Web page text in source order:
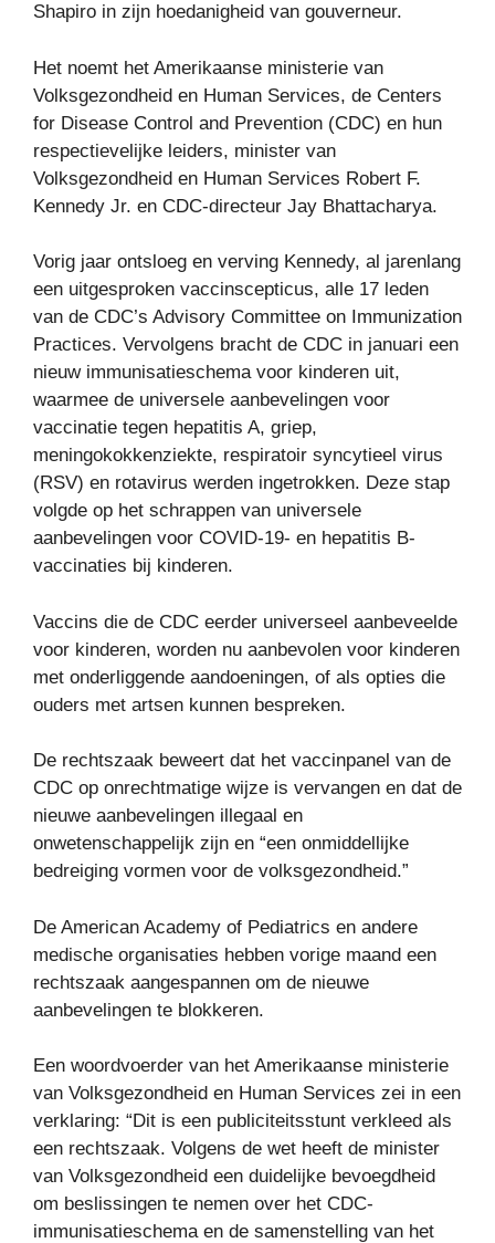
Shapiro in zijn hoedanigheid van gouverneur.
Het noemt het Amerikaanse ministerie van
Volksgezondheid en Human Services, de Centers
for Disease Control and Prevention (CDC) en hun
respectievelijke leiders, minister van
Volksgezondheid en Human Services Robert F.
Kennedy Jr. en CDC-directeur Jay Bhattacharya.
Vorig jaar ontsloeg en verving Kennedy, al jarenlang
een uitgesproken vaccinscepticus, alle 17 leden
van de CDC’s Advisory Committee on Immunization
Practices. Vervolgens bracht de CDC in januari een
nieuw immunisatieschema voor kinderen uit,
waarmee de universele aanbevelingen voor
vaccinatie tegen hepatitis A, griep,
meningokokkenziekte, respiratoir syncytieel virus
(RSV) en rotavirus werden ingetrokken. Deze stap
volgde op het schrappen van universele
aanbevelingen voor COVID-19- en hepatitis B-
vaccinaties bij kinderen.
Vaccins die de CDC eerder universeel aanbeveelde
voor kinderen, worden nu aanbevolen voor kinderen
met onderliggende aandoeningen, of als opties die
ouders met artsen kunnen bespreken.
De rechtszaak beweert dat het vaccinpanel van de
CDC op onrechtmatige wijze is vervangen en dat de
nieuwe aanbevelingen illegaal en
onwetenschappelijk zijn en “een onmiddellijke
bedreiging vormen voor de volksgezondheid.”
De American Academy of Pediatrics en andere
medische organisaties hebben vorige maand een
rechtszaak aangespannen om de nieuwe
aanbevelingen te blokkeren.
Een woordvoerder van het Amerikaanse ministerie
van Volksgezondheid en Human Services zei in een
verklaring: “Dit is een publiciteitsstunt verkleed als
een rechtszaak. Volgens de wet heeft de minister
van Volksgezondheid een duidelijke bevoegdheid
om beslissingen te nemen over het CDC-
immunisatieschema en de samenstelling van het